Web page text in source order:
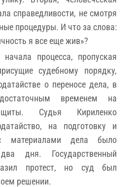
справедливости, не смотря
процедуры. И что за слова:
я все еще жив»?
начала процесса, пропуская
судебному порядку,
о переносе дела, в
временем на
Судья Кириленко
на подготовку и
материалами дела было
дня. Государственный
протест, но суд был
решении.